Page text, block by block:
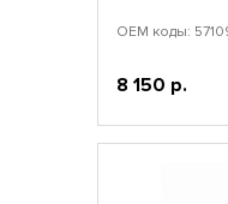
ОЕМ коды:
8 150 р.